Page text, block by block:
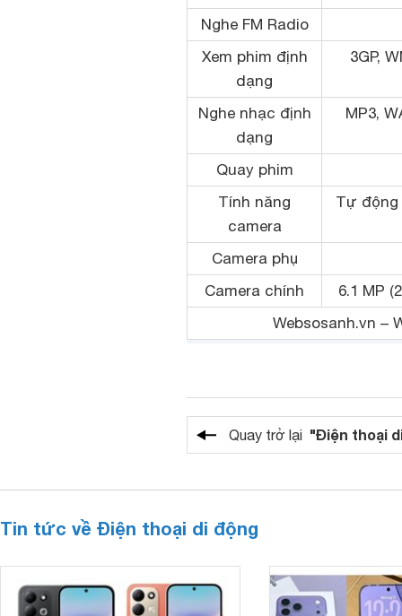
Nghe FM Radio
Xem phim định
dạng
3GP,
Nghe nhạc định
dạng
MP3,
Quay phim
Tính năng
camera
Tự động
Camera phụ
Camera chính
6.1 MP
Websosanh.vn –
Quay trở lại "Điện thoại
Tin tức về Điện thoại di động